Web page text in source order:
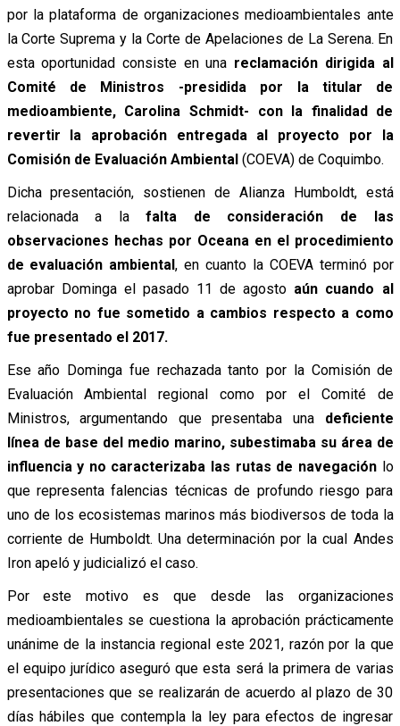
por la plataforma de organizaciones medioambientales ante
la Corte Suprema y la Corte de Apelaciones de La Serena. En
esta oportunidad consiste en una reclamación dirigida al
Comité de Ministros -presidida por la titular de
medioambiente, Carolina Schmidt- con la finalidad de
revertir la aprobación entregada al proyecto por la
Comisión de Evaluación Ambiental (COEVA) de Coquimbo.
Dicha presentación, sostienen de Alianza Humboldt, está
relacionada a lafalta de consideración de las
observaciones hechas por Oceana en el procedimiento
de evaluación ambiental, en cuanto la COEVA terminó por
aprobar Dominga el pasado 11 de agosto aún cuando al
proyecto no fue sometido a cambios respecto a como
fue presentado el 2017.
Ese año Dominga fue rechazada tanto por la Comisión de
Evaluación Ambiental regional como por el Comité de
Ministros, argumentando que presentaba una deficiente
línea de base del medio marino, subestimaba su área de
influencia y no caracterizaba las rutas de navegación lo
que representa falencias técnicas de profundo riesgo para
uno de los ecosistemas marinos más biodiversos de toda la
corriente de Humboldt. Una determinación por la cual Andes
Iron apeló y judicializó el caso.
Por este motivo es que desde las organizaciones
medioambientales se cuestiona la aprobación prácticamente
unánime de la instancia regional este 2021, razón por la que
el equipo jurídico aseguró que esta será la primera de varias
presentaciones que se realizarán de acuerdo al plazo de 30
días hábiles que contempla la ley para efectos de ingresar